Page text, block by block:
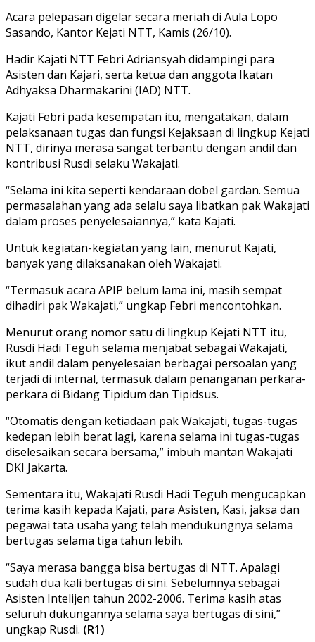
Acara pelepasan digelar secara meriah di Aula Lopo
Sasando, Kantor Kejati NTT, Kamis (26/10).
Hadir Kajati NTT Febri Adriansyah didampingi para
Asisten dan Kajari, serta ketua dan anggota Ikatan
Adhyaksa Dharmakarini (IAD) NTT.
Kajati Febri pada kesempatan itu, mengatakan, dalam
pelaksanaan tugas dan fungsi Kejaksaan di lingkup Kejati
NTT, dirinya merasa sangat terbantu dengan andil dan
kontribusi Rusdi selaku Wakajati.
“Selama ini kita seperti kendaraan dobel gardan. Semua
permasalahan yang ada selalu saya libatkan pak Wakajati
dalam proses penyelesaiannya,” kata Kajati.
Untuk kegiatan-kegiatan yang lain, menurut Kajati,
banyak yang dilaksanakan oleh Wakajati.
“Termasuk acara APIP belum lama ini, masih sempat
dihadiri pak Wakajati,” ungkap Febri mencontohkan.
Menurut orang nomor satu di lingkup Kejati NTT itu,
Rusdi Hadi Teguh selama menjabat sebagai Wakajati,
ikut andil dalam penyelesaian berbagai persoalan yang
terjadi di internal, termasuk dalam penanganan perkara-
perkara di Bidang Tipidum dan Tipidsus.
“Otomatis dengan ketiadaan pak Wakajati, tugas-tugas
kedepan lebih berat lagi, karena selama ini tugas-tugas
diselesaikan secara bersama,” imbuh mantan Wakajati
DKI Jakarta.
Sementara itu, Wakajati Rusdi Hadi Teguh mengucapkan
terima kasih kepada Kajati, para Asisten, Kasi, jaksa dan
pegawai tata usaha yang telah mendukungnya selama
bertugas selama tiga tahun lebih.
“Saya merasa bangga bisa bertugas di NTT. Apalagi
sudah dua kali bertugas di sini. Sebelumnya sebagai
Asisten Intelijen tahun 2002-2006. Terima kasih atas
seluruh dukungannya selama saya bertugas di sini,”
ungkap Rusdi. (R1)